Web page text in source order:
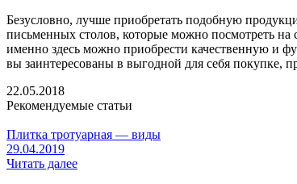
Безусловно, лучше приобретать подобную
письменных столов, которые можно посмотреть на
именно здесь можно приобрести качественную и
вы заинтересованы в выгодной для себя
22.05.2018
Рекомендуемые статьи
Плитка тротуарная — виды
29.04.2019
Читать далее